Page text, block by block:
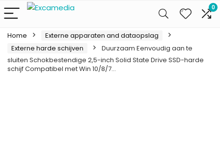
0
Home
Externe apparaten and dataopslag
Externe harde schijven
Duurzaam Eenvoudig aan te
sluiten Schokbestendige 2,5-inch Solid State Drive SSD-harde
schijf Compatibel met Win 10/8/7…